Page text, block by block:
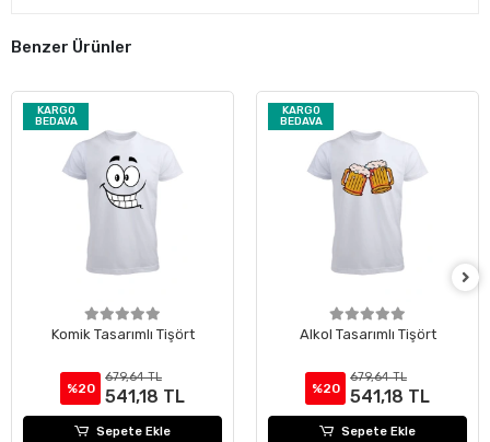
Benzer Ürünler
KARGO
BEDAVA
Komik Tasarımlı Tişört
%20
679,64 TL
541,18 TL
Sepete Ekle
KARGO
BEDAVA
Alkol Tasarımlı Tişört
%20
679,64 TL
541,18 TL
Sepete Ekle